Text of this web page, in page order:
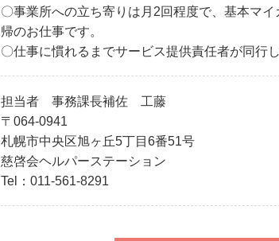
〇事業所への立ち寄りは月2回程度で、基本マ
帰のお仕事です。
〇仕事に慣れるまでサービス提供責任者が同行
担当者 事務課長補佐 工藤
〒064-0941
札幌市中央区旭ヶ丘5丁目6番51号
慈啓会ヘルパーステーション
Tel：011-561-8291